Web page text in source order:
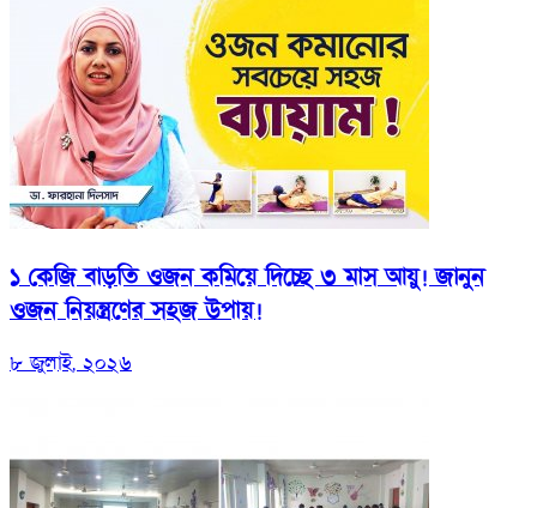
১ কেজি বাড়তি ওজন কমিয়ে দিচ্ছে ৩ মাস আয়ু! জানুন
ওজন নিয়ন্ত্রণের সহজ উপায়!
৮ জুলাই, ২০২৬